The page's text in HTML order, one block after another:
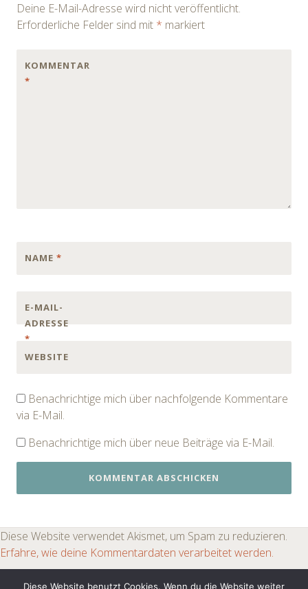
Deine E-Mail-Adresse wird nicht veröffentlicht.
Erforderliche Felder sind mit * markiert
KOMMENTAR
*
NAME *
E-MAIL-
ADRESSE
*
WEBSITE
Benachrichtige mich über nachfolgende Kommentare
via E-Mail.
Benachrichtige mich über neue Beiträge via E-Mail.
Diese Website verwendet Akismet, um Spam zu reduzieren.
Erfahre, wie deine Kommentardaten verarbeitet werden.
Diese Website benutzt Cookies. Wenn du die Website weiter